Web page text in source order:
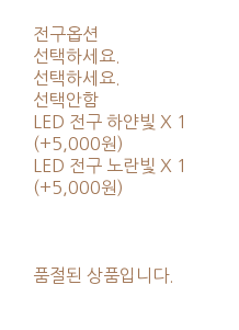
전구옵션
선택하세요.
선택하세요.
선택안함
LED 전구 하얀빛 X 1
(+5,000원)
LED 전구 노란빛 X 1
(+5,000원)
품절된 상품입니다.